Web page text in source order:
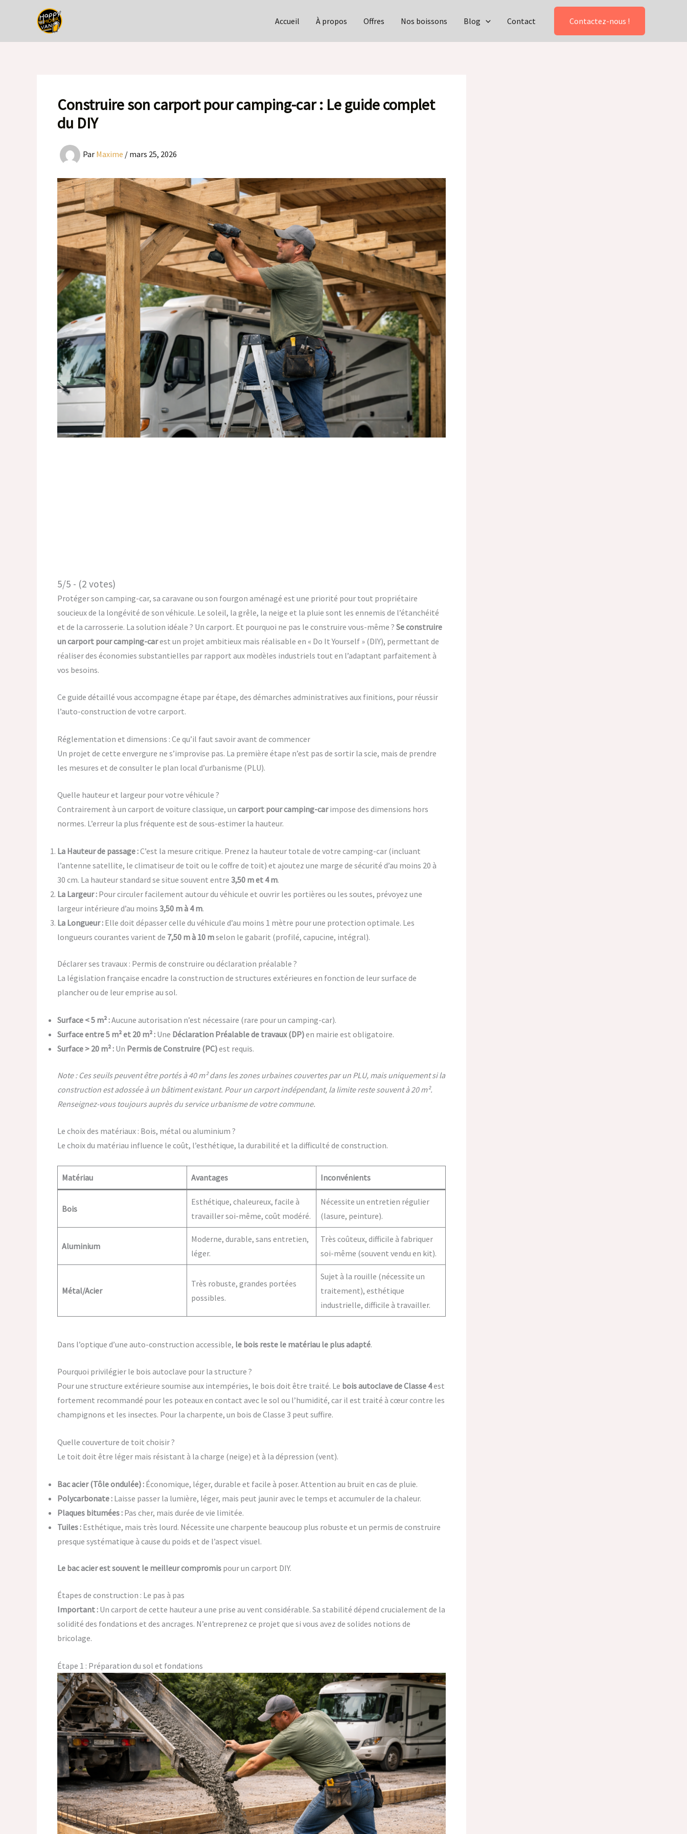
Accueil À propos Offres Nos boissons Blog Contact Contactez-nous !
Construire son carport pour camping-car : Le guide complet
du DIY
Par Maxime / mars 25, 2026
5/5 - (2 votes)
Protéger son camping-car, sa caravane ou son fourgon aménagé est une priorité pour tout propriétaire
soucieux de la longévité de son véhicule. Le soleil, la grêle, la neige et la pluie sont les ennemis de l’étanchéité
et de la carrosserie. La solution idéale ? Un carport. Et pourquoi ne pas le construire vous-même ? Se construire
un carport pour camping-carest un projet ambitieux mais réalisable en « Do It Yourself » (DIY), permettant de
réaliser des économies substantielles par rapport aux modèles industriels tout en l’adaptant parfaitement à
vos besoins.
Ce guide détaillé vous accompagne étape par étape, des démarches administratives aux finitions, pour réussir
l’auto-construction de votre carport.
Réglementation et dimensions : Ce qu’il faut savoir avant de commencer
Un projet de cette envergure ne s’improvise pas. La première étape n’est pas de sortir la scie, mais de prendre
les mesures et de consulter le plan local d’urbanisme (PLU).
Quelle hauteur et largeur pour votre véhicule ?
Contrairement à un carport de voiture classique, un carport pour camping-carimpose des dimensions hors
normes. L’erreur la plus fréquente est de sous-estimer la hauteur.
La Hauteur de passage :C’est la mesure critique. Prenez la hauteur totale de votre camping-car (incluant
l’antenne satellite, le climatiseur de toit ou le coffre de toit) et ajoutez une marge de sécurité d’au moins 20 à
30 cm. La hauteur standard se situe souvent entre 3,50 m et 4 m.
La Largeur : Pour circuler facilement autour du véhicule et ouvrir les portières ou les soutes, prévoyez une
largeur intérieure d’au moins 3,50 m à 4 m.
La Longueur : Elle doit dépasser celle du véhicule d’au moins 1 mètre pour une protection optimale. Les
longueurs courantes varient de 7,50 m à 10 mselon le gabarit (profilé, capucine, intégral).
Déclarer ses travaux : Permis de construire ou déclaration préalable ?
La législation française encadre la construction de structures extérieures en fonction de leur surface de
plancher ou de leur emprise au sol.
Surface < 5 m² :Aucune autorisation n’est nécessaire (rare pour un camping-car).
Surface entre 5 m² et 20 m² : Une Déclaration Préalable de travaux (DP)en mairie est obligatoire.
Surface > 20 m² : Un Permis de Construire (PC)est requis.
Note : Ces seuils peuvent être portés à 40 m² dans les zones urbaines couvertes par un PLU, mais uniquement si la
construction est adossée à un bâtiment existant. Pour un carport indépendant, la limite reste souvent à 20 m².
Renseignez-vous toujours auprès du service urbanisme de votre commune.
Le choix des matériaux : Bois, métal ou aluminium ?
Le choix du matériau influence le coût, l’esthétique, la durabilité et la difficulté de construction.
Matériau Avantages Inconvénients
Bois
Esthétique, chaleureux, facile à
travailler soi-même, coût modéré.
Nécessite un entretien régulier
(lasure, peinture).
Aluminium
Moderne, durable, sans entretien,
léger.
Très coûteux, difficile à fabriquer
soi-même (souvent vendu en kit).
Métal/Acier
Très robuste, grandes portées
possibles.
Sujet à la rouille (nécessite un
traitement), esthétique
industrielle, difficile à travailler.
Dans l’optique d’une auto-construction accessible, le bois reste le matériau le plus adapté.
Pourquoi privilégier le bois autoclave pour la structure ?
Pour une structure extérieure soumise aux intempéries, le bois doit être traité. Le bois autoclave de Classe 4est
fortement recommandé pour les poteaux en contact avec le sol ou l’humidité, car il est traité à cœur contre les
champignons et les insectes. Pour la charpente, un bois de Classe 3 peut suffire.
Quelle couverture de toit choisir ?
Le toit doit être léger mais résistant à la charge (neige) et à la dépression (vent).
Bac acier (Tôle ondulée) : Économique, léger, durable et facile à poser. Attention au bruit en cas de pluie.
Polycarbonate : Laisse passer la lumière, léger, mais peut jaunir avec le temps et accumuler de la chaleur.
Plaques bitumées : Pas cher, mais durée de vie limitée.
Tuiles : Esthétique, mais très lourd. Nécessite une charpente beaucoup plus robuste et un permis de construire
presque systématique à cause du poids et de l’aspect visuel.
Le bac acier est souvent le meilleur compromis pour un carport DIY.
Étapes de construction : Le pas à pas
Important : Un carport de cette hauteur a une prise au vent considérable. Sa stabilité dépend crucialement de la
solidité des fondations et des ancrages. N’entreprenez ce projet que si vous avez de solides notions de
bricolage.
Étape 1 : Préparation du sol et fondations